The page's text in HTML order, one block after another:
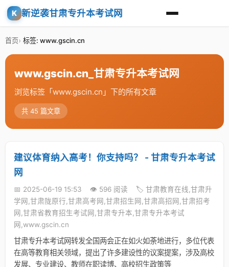
K 新逆袭甘肃专升本考试网
首页 标签: www.gscin.cn
www.gscin.cn_甘肃专升本考试网
浏览标签「www.gscin.cn」下的所有文章
共 45 篇文章
建议体育纳入高考！你支持吗？ - 甘肃专升本考试
网
📅 2025-06-19 15:53 👁️ 596 阅读
🏷️ 甘肃教育在线,甘肃升
学网,甘肃陇原行,甘肃高考网,甘肃招生网,甘肃高招网,甘肃招考
网,甘肃省教育招生考试网,甘肃专升本,甘肃专升本考试
网,www.gscin.cn
甘肃专升本考试网转发全国两会正在如火如荼地进行，多位代表
在高等教育相关领域，提出了许多建设性的议案提案，涉及高校
发展、专业建设、教师在职读博、高校招生政策等